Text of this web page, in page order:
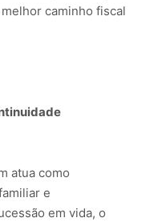
caminho fiscal
atua como
e
em vida, o